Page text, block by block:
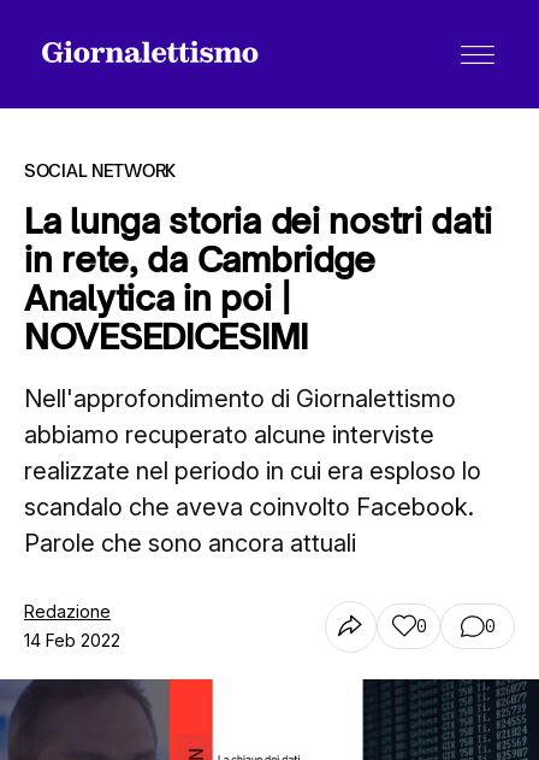
Tutti gli articoli
Contatti
SOCIAL NETWORK
La lunga storia dei nostri dati
in rete, da Cambridge
Analytica in poi |
NOVESEDICESIMI
Nell'approfondimento di Giornalettismo
abbiamo recuperato alcune interviste
realizzate nel periodo in cui era esploso lo
scandalo che aveva coinvolto Facebook.
Parole che sono ancora attuali
Redazione
14 Feb 2022
0 0